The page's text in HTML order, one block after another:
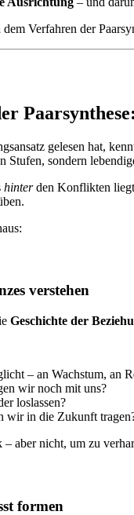
dem Verfahren der
gelesen hat,
Stufen, sondern
hinterden Konflikten
verstehen
Geschichte der
– an Wachstum, an
wir noch mit uns?
loslassen?
wir in die Zukunft
aber nicht, um zu
formen